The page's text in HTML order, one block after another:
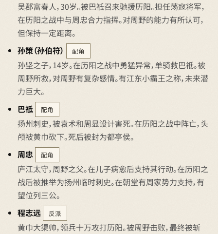
吴郡富春人，30岁。被巴祗召来驰援历阳。担任荡寇将军，
在历阳之战中与周忠合力指挥。对周野的能力有所认可，
但保持一定距离。
孙策（孙伯符）
配角
孙坚之子，14岁。在历阳之战中勇猛异常，单骑救巴祗。被
周野所救，对周野有复杂感情。有江东小霸王之称，未来潜
力巨大。
巴祗
配角
扬州刺史，被袁术和周显设计害死。在历阳之战中阵亡，头
颅被黄巾砍下。死后被封为都亭侯。
周忠
配角
庐江太守，周野之父。在儿子病愈后支持其行动。在历阳之
战后被推举为扬州临时刺史。在朝堂有周家势力支持，有
望位列三公。
程志远
反派
黄巾大渠帅，领兵十万攻打历阳。被周野击败，最终被斩